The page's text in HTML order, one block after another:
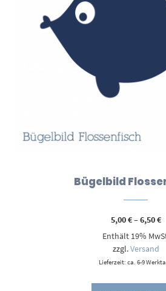
Bügelbild
5,00€–6,50€
Enthält 19%
zzgl.Versand
Lieferzeit: ca. 6-9